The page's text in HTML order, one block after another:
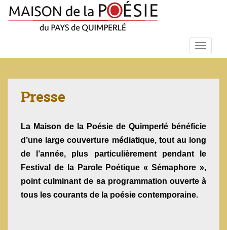
Presse
La Maison de la Poésie de Quimperlé bénéficie
d’une large couverture médiatique, tout au long
de l’année, plus particulièrement pendant le
Festival de la Parole Poétique « Sémaphore »,
point culminant de sa programmation ouverte à
tous les courants de la poésie contemporaine.